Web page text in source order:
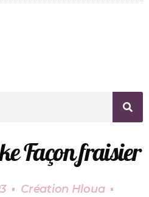
Façon fraisier
Création Hloua